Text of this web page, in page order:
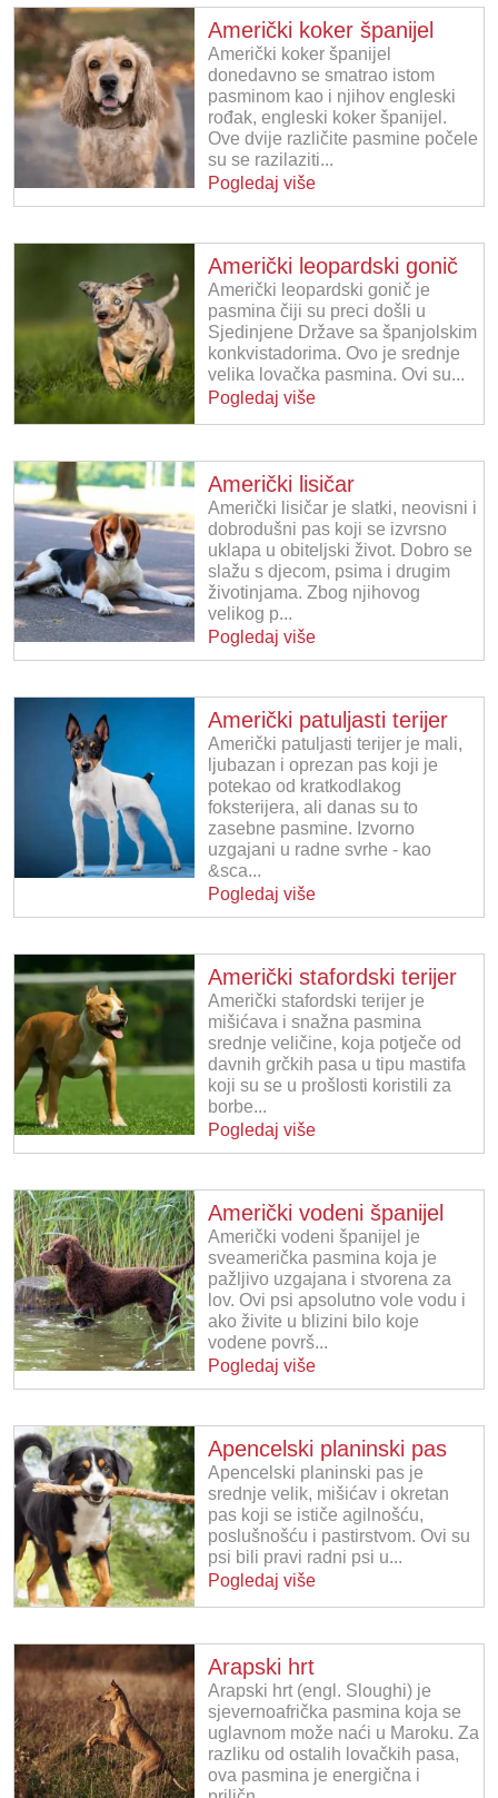
Američki koker španijel
Američki koker španijel
donedavno se smatrao istom
pasminom kao i njihov engleski
rođak, engleski koker španijel.
Ove dvije različite pasmine počele
su se razilaziti...
Pogledaj više
Američki leopardski gonič
Američki leopardski gonič je
pasmina čiji su preci došli u
Sjedinjene Države sa španjolskim
konkvistadorima. Ovo je srednje
velika lovačka pasmina. Ovi su...
Pogledaj više
Američki lisičar
Američki lisičar je slatki, neovisni i
dobrodušni pas koji se izvrsno
uklapa u obiteljski život. Dobro se
slažu s djecom, psima i drugim
životinjama. Zbog njihovog
velikog p...
Pogledaj više
Američki patuljasti terijer
Američki patuljasti terijer je mali,
ljubazan i oprezan pas koji je
potekao od kratkodlakog
foksterijera, ali danas su to
zasebne pasmine. Izvorno
uzgajani u radne svrhe - kao
&sca...
Pogledaj više
Američki stafordski terijer
Američki stafordski terijer je
mišićava i snažna pasmina
srednje veličine, koja potječe od
davnih grčkih pasa u tipu mastifa
koji su se u prošlosti koristili za
borbe...
Pogledaj više
Američki vodeni španijel
Američki vodeni španijel je
sveamerička pasmina koja je
pažljivo uzgajana i stvorena za
lov. Ovi psi apsolutno vole vodu i
ako živite u blizini bilo koje
vodene površ...
Pogledaj više
Apencelski planinski pas
Apencelski planinski pas je
srednje velik, mišićav i okretan
pas koji se ističe agilnošću,
poslušnošću i pastirstvom. Ovi su
psi bili pravi radni psi u...
Pogledaj više
Arapski hrt
Arapski hrt (engl. Sloughi) je
sjevernoafrička pasmina koja se
uglavnom može naći u Maroku. Za
razliku od ostalih lovačkih pasa,
ova pasmina je energična i